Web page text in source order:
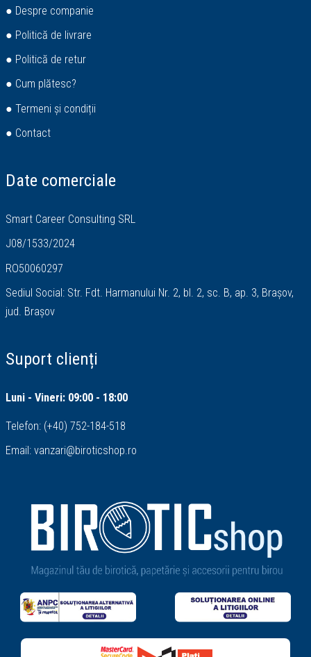
● Despre companie
● Politică de livrare
● Politică de retur
● Cum plătesc?
● Termeni și condiții
● Contact
Date comerciale
Smart Career Consulting SRL
J08/1533/2024
RO50060297
Sediul Social: Str. Fdt. Harmanului Nr. 2, bl. 2, sc. B, ap. 3, Brașov,
jud. Brașov
Suport clienți
Luni - Vineri: 09:00 - 18:00
Telefon: (+40) 752-184-518
Email: vanzari@biroticshop.ro